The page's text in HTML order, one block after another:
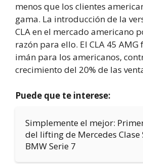
menos que los clientes
gama. La introducción de la
CLA en el mercado americano
razón para ello. El CLA 45
imán para los americanos,
crecimiento del 20% de las
Puede que te interese:
Simplemente el mejor:
del lifting de Mercedes Clase
BMW Serie 7